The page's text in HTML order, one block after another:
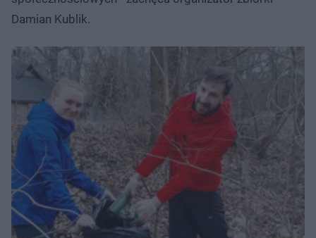
Damian Kublik.